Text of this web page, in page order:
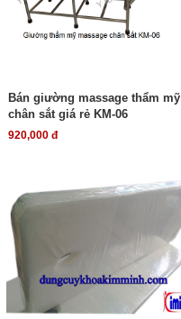
Bán giường massage thẩm mỹ
chân sắt giá rẻ KM-06
920,000 đ